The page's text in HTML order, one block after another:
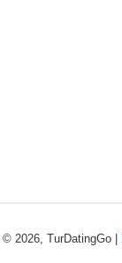
© 2026, TurDatingGo |